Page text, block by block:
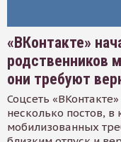
«ВКонтакте»
родственников
они требуют
Соцсеть
несколько постов,
мобилизованных